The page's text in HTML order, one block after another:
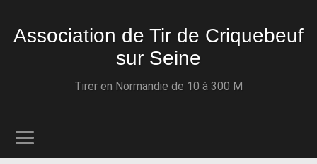
Association de Tir de Criquebeuf
sur Seine
Tirer en Normandie de 10 à 300 M